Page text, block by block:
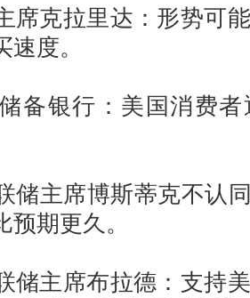
克拉里达：形势可能
度。
银行：美国消费者
主席博斯蒂克不认同
期更久。
主席布拉德：支持美